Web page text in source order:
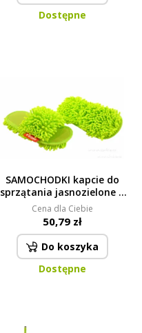
Dostępne
SAMOCHODKI kapcie do
sprzątania jasnozielone |
rozmiar 41–45, długość 28
cm
Cena dla Ciebie
50,79 zł
Do koszyka
Dostępne